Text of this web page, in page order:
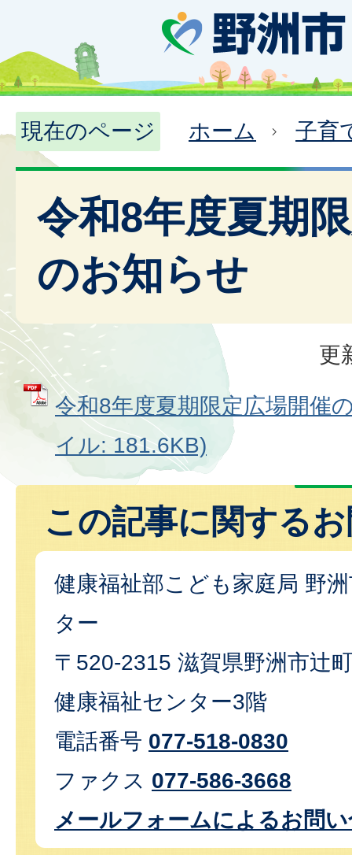
現在のページ ホーム 子育
令和8年度夏期
のお知らせ
更
令和8年度夏期限定広場開催
イル: 181.6KB)
この記事に関する
健康福祉部こども家庭局 野
ター
〒520-2315 滋賀県野洲市辻
健康福祉センター3階
電話番号 077-518-0830
ファクス 077-586-3668
メールフォームによるお問